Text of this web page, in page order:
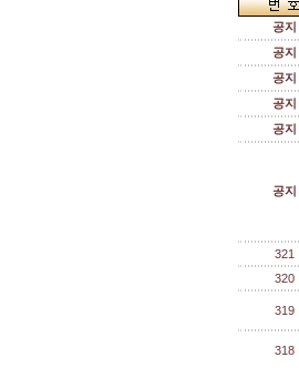
공지
공지
공지
공지
공지
공지
321
320
319
318